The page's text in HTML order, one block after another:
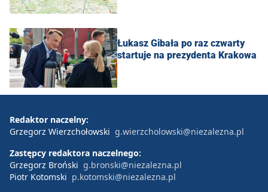
Łukasz Gibała po raz czwarty
startuje na prezydenta Krakowa
Redaktor naczelny:
Grzegorz Wierzchołowski g.wierzcholowski@niezalezna.pl
Zastępcy redaktora naczelnego:
Grzegorz Broński g.bronski@niezalezna.pl
Piotr Kotomski p.kotomski@niezalezna.pl